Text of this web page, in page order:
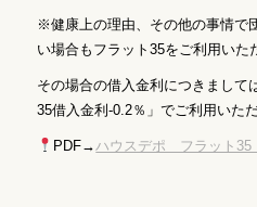
※健康上の理由、その他の事情で
い場合もフラット35をご利用いた
その場合の借入金利につきまして
35借入金利-0.2％」でご利用いただ
PDF→ハウスデポ フラット